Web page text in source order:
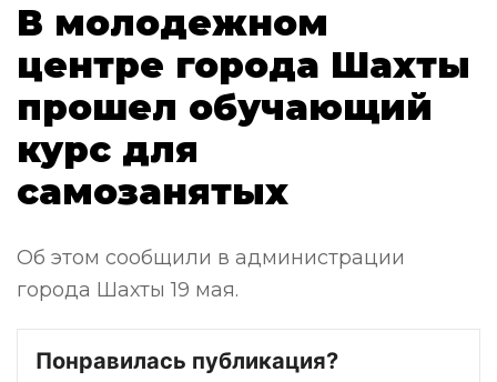
В молодежном
центре города Шахты
прошел обучающий
курс для
самозанятых
Об этом сообщили в администрации
города Шахты 19 мая.
Понравилась публикация?